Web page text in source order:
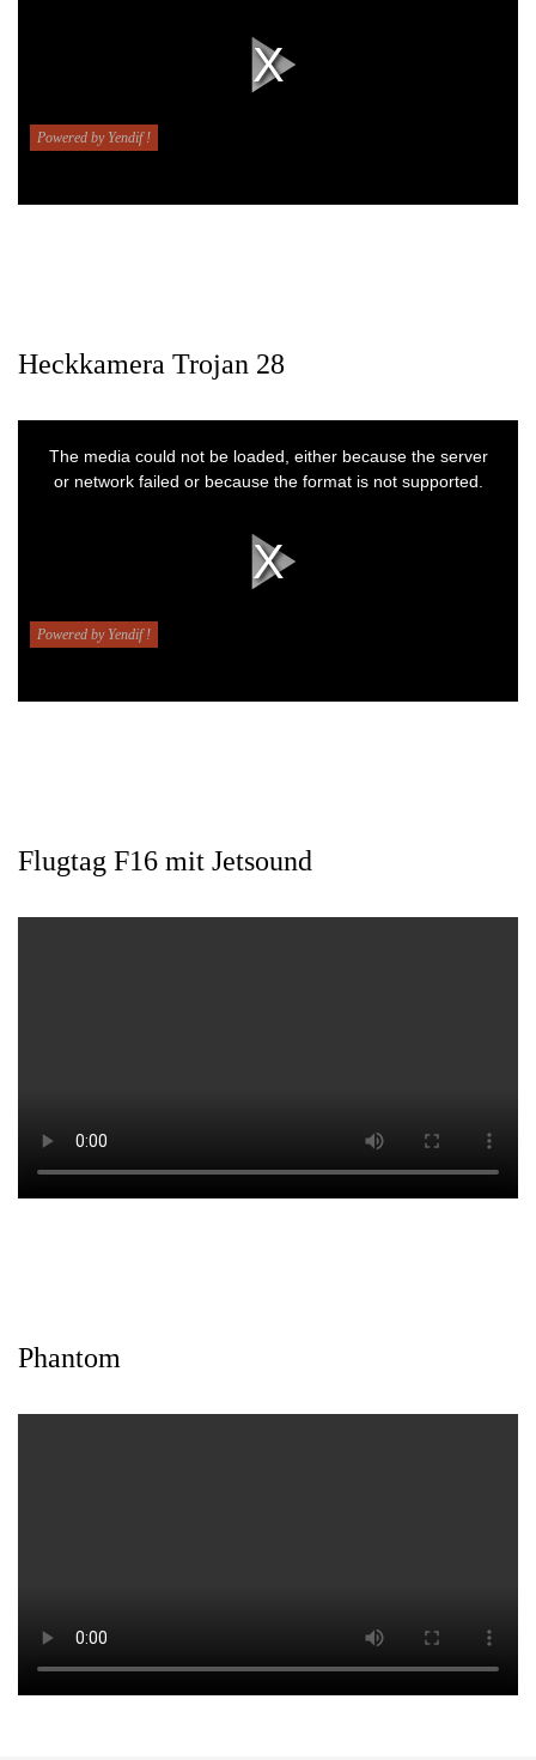
Heckkamera Trojan 28
Flugtag F16 mit Jetsound
Phantom